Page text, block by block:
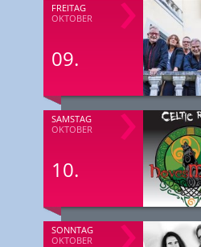
FREITAG
OKTOBER
09.
SAMSTAG
OKTOBER
10.
SONNTAG
OKTOBER